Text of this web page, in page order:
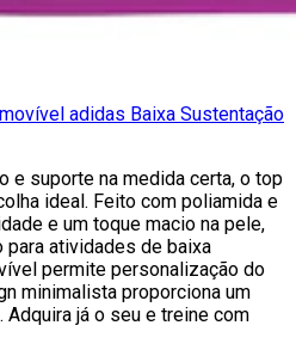
adidas Baixa Sustentação
e suporte na medida certa, o top
ideal. Feito com poliamida e
e um toque macio na pele,
atividades de baixa
permite personalização do
minimalista proporciona um
já o seu e treine com